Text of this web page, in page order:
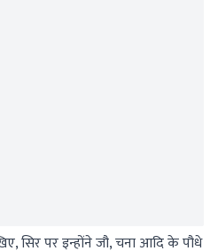
सिर पर इन्होंने जौ, चना आदि के पौधे